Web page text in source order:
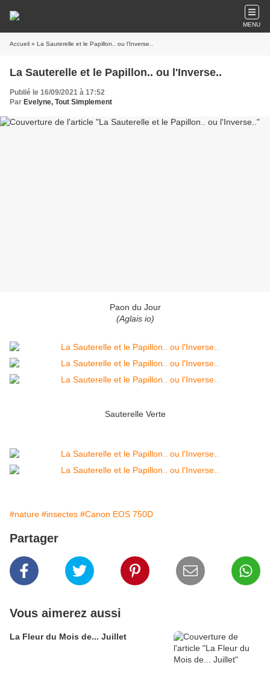
MENU
Accueil » La Sauterelle et le Papillon.. ou l'Inverse..
La Sauterelle et le Papillon.. ou l'Inverse..
Publié le 16/09/2021 à 17:52
Par Evelyne, Tout Simplement
Paon du Jour
(Aglais io)
Sauterelle Verte
#nature #insectes #Canon EOS 750D
Partager
Vous aimerez aussi
La Fleur du Mois de... Juillet